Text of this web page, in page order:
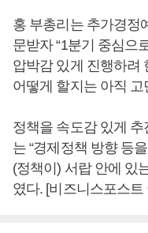
홍 부총리는 추가경정
문받자 “1분기 중심으
압박감 있게 진행하려
어떻게 할지는 아직
정책을 속도감 있게
는 “경제정책 방향 등
(정책이) 서랍 안에 있
였다. [비즈니스포스트